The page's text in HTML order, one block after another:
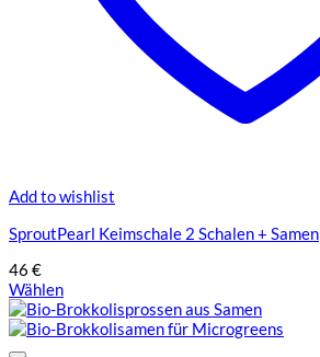
Add to wishlist
SproutPearl Keimschale 2 Schalen + Samen
46 €
Wählen
Dieses
Produkt
weist